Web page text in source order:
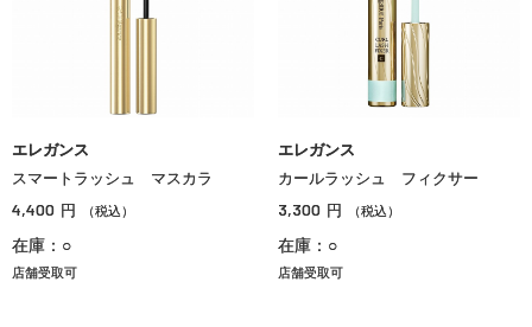
エレガンス
スマートラッシュ マスカラ
4,400 円 （税込）
在庫：○
店舗受取可
エレガンス
カールラッシュ フィクサー
3,300 円 （税込）
在庫：○
店舗受取可